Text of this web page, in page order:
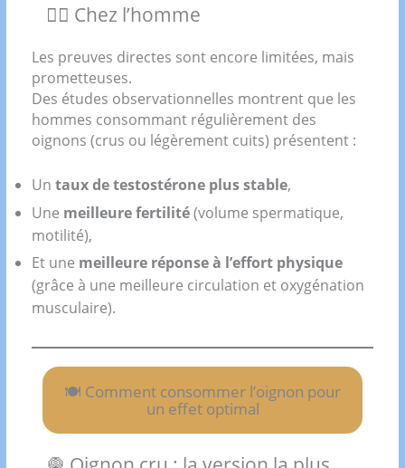
🧍‍♂️ Chez l’homme
Les preuves directes sont encore limitées, mais
prometteuses.
Des études observationnelles montrent que les
hommes consommant régulièrement des
oignons (crus ou légèrement cuits) présentent :
Untaux de testostérone plus stable,
Une meilleure fertilité(volume spermatique,
motilité),
Et une meilleure réponse à l’effort physique
(grâce à une meilleure circulation et oxygénation
musculaire).
🍽️ Comment consommer l’oignon pour
un effet optimal